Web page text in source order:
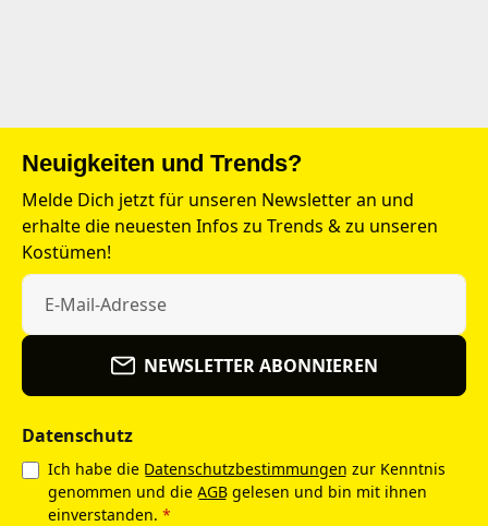
Neuigkeiten und Trends?
Melde Dich jetzt für unseren Newsletter an und
erhalte die neuesten Infos zu Trends & zu unseren
Kostümen!
NEWSLETTER ABONNIEREN
Datenschutz
Ich habe die Datenschutzbestimmungen zur Kenntnis
genommen und die AGB gelesen und bin mit ihnen
einverstanden. *